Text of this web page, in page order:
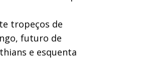
tropeços de
futuro de
e esquenta